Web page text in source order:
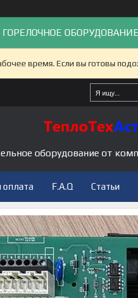
время. Если вы готовы
оборудование от
оплата F.A.Q Статьи